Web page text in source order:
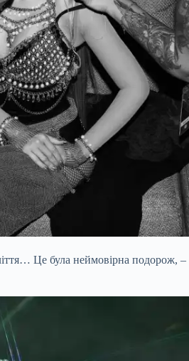
Це була неймовірна подорож, –